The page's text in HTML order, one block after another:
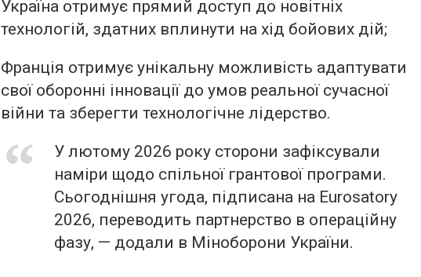
Україна отримує прямий доступ до новітніх
технологій, здатних вплинути на хід бойових дій;
Франція отримує унікальну можливість адаптувати
свої оборонні інновації до умов реальної сучасної
війни та зберегти технологічне лідерство.
У лютому 2026 року сторони зафіксували
наміри щодо спільної грантової програми.
Сьогоднішня угода, підписана на Eurosatory
2026, переводить партнерство в операційну
фазу, — додали в Міноборони України.